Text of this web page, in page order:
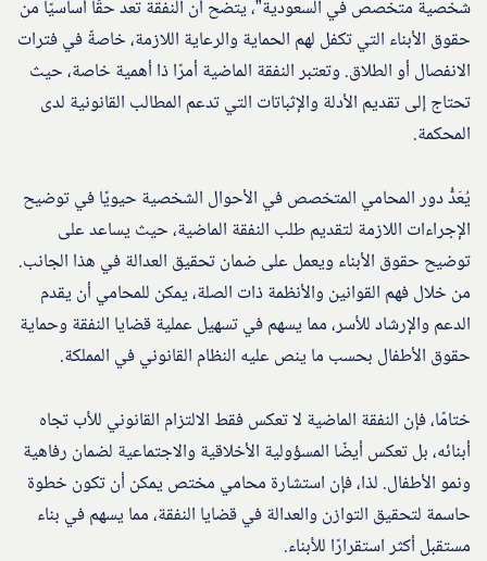
شخصية متخصص في السعودية”، يتضح أن النفقة تعد حقًا أساسيًا من
حقوق الأبناء التي تكفل لهم الحماية والرعاية اللازمة، خاصةً في فترات
الانفصال أو الطلاق. وتعتبر النفقة الماضية أمرًا ذا أهمية خاصة، حيث
تحتاج إلى تقديم الأدلة والإثباتات التي تدعم المطالب القانونية لدى
المحكمة.
يُعَدُّ دور المحامي المتخصص في الأحوال الشخصية حيويًا في توضيح
الإجراءات اللازمة لتقديم طلب النفقة الماضية، حيث يساعد على
توضيح حقوق الأبناء ويعمل على ضمان تحقيق العدالة في هذا الجانب.
من خلال فهم القوانين والأنظمة ذات الصلة، يمكن للمحامي أن يقدم
الدعم والإرشاد للأسر، مما يسهم في تسهيل عملية قضايا النفقة وحماية
حقوق الأطفال بحسب ما ينص عليه النظام القانوني في المملكة.
ختامًا، فإن النفقة الماضية لا تعكس فقط الالتزام القانوني للأب تجاه
أبنائه، بل تعكس أيضًا المسؤولية الأخلاقية والاجتماعية لضمان رفاهية
ونمو الأطفال. لذا، فإن استشارة محامي مختص يمكن أن تكون خطوة
حاسمة لتحقيق التوازن والعدالة في قضايا النفقة، مما يسهم في بناء
مستقبل أكثر استقرارًا للأبناء.